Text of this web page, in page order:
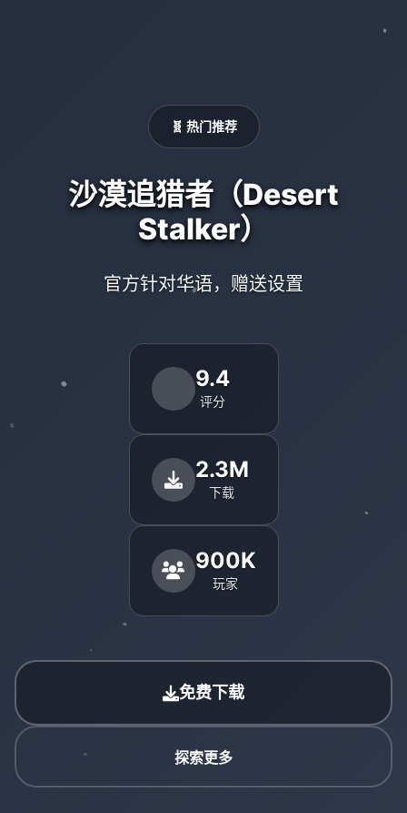
🧬 热门推荐
沙漠追猎者（Desert
Stalker）
官方针对华语，赠送设置
9.4
评分
2.3M
下载
900K
玩家
免费下载
探索更多